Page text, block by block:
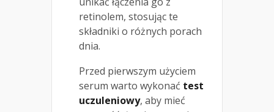
retinolem, stosując te
składniki o różnych porach
dnia.
Przed pierwszym użyciem
serum warto wykonać test
uczuleniowy, aby mieć